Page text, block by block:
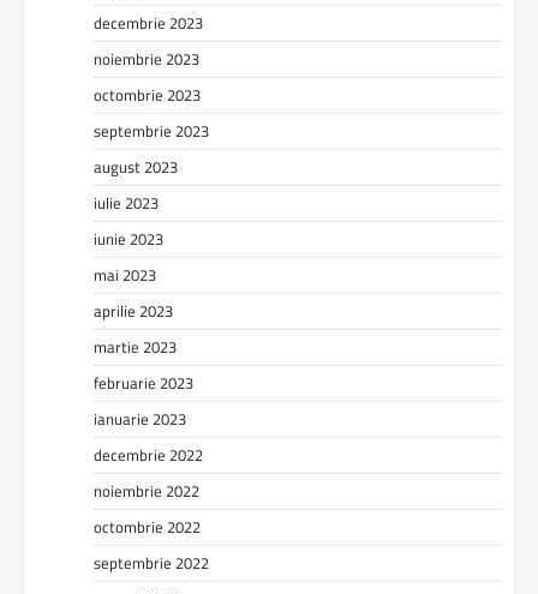
decembrie 2023
noiembrie 2023
octombrie 2023
septembrie 2023
august 2023
iulie 2023
iunie 2023
mai 2023
aprilie 2023
martie 2023
februarie 2023
ianuarie 2023
decembrie 2022
noiembrie 2022
octombrie 2022
septembrie 2022